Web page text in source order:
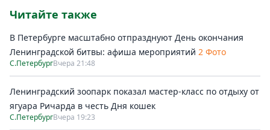
Читайте также
В Петербурге масштабно отпразднуют День окончания
Ленинградской битвы: афиша мероприятий 2 Фото
С.ПетербургВчера 21:48
Ленинградский зоопарк показал мастер-класс по отдыху от
ягуара Ричарда в честь Дня кошек
С.ПетербургВчера 19:23